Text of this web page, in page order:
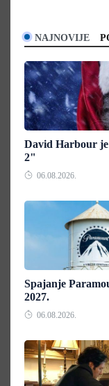
NAJNOVIJE
David Harbour
2"
06.08.2026.
Spajanje
2027.
06.08.2026.